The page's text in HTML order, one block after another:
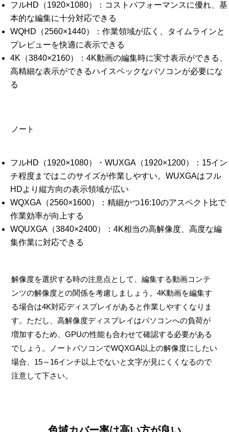
フルHD（1920×1080）：コストパフォーマンスに優れ、基
本的な編集に十分対応できる
WQHD（2560×1440）：作業領域が広く、タイムラインと
プレビューを快適に表示できる
4K（3840×2160）：4K動画の編集時に実寸表示ができる、
高精細な表示ができるハイスペックなパソコンが必要にな
る
ノート
フルHD（1920×1080）・WUXGA（1920×1200）：15イン
チ程度まではこのサイズが作業しやすい。WUXGAはフル
HDより縦方向の表示領域が広い
WQXGA（2560×1600）：精細かつ16:10のアスペクト比で
作業効率が向上する
WQUXGA（3840×2400）：4K相当の高解像度、高度な編
集作業に対応できる
解像度を選択する時の注意点として、編集する動画コンテ
ンツの解像度との関係を考慮しましょう。4K動画を編集す
る場合は4K対応ディスプレイがあると作業しやすくなりま
す。ただし、高解像度ディスプレイはパソコンへの負荷が
増加するため、GPUの性能も合わせて確認する必要がある
でしょう。ノートパソコンでWQXGA以上の解像度にしたい
場合、15～16インチ以上でないと文字が見にくくなるので
注意して下さい。